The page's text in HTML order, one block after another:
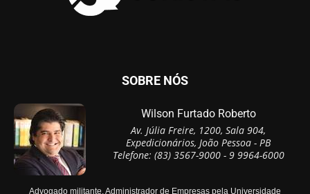
SOBRE NÓS
Wilson Furtado Roberto
Av. Júlia Freire, 1200, Sala 904,
Expedicionários, João Pessoa - PB
Telefone: (83) 3567-9000 - 9 9964-6000
Advogado militante, Administrador de Empresas pela Universidade